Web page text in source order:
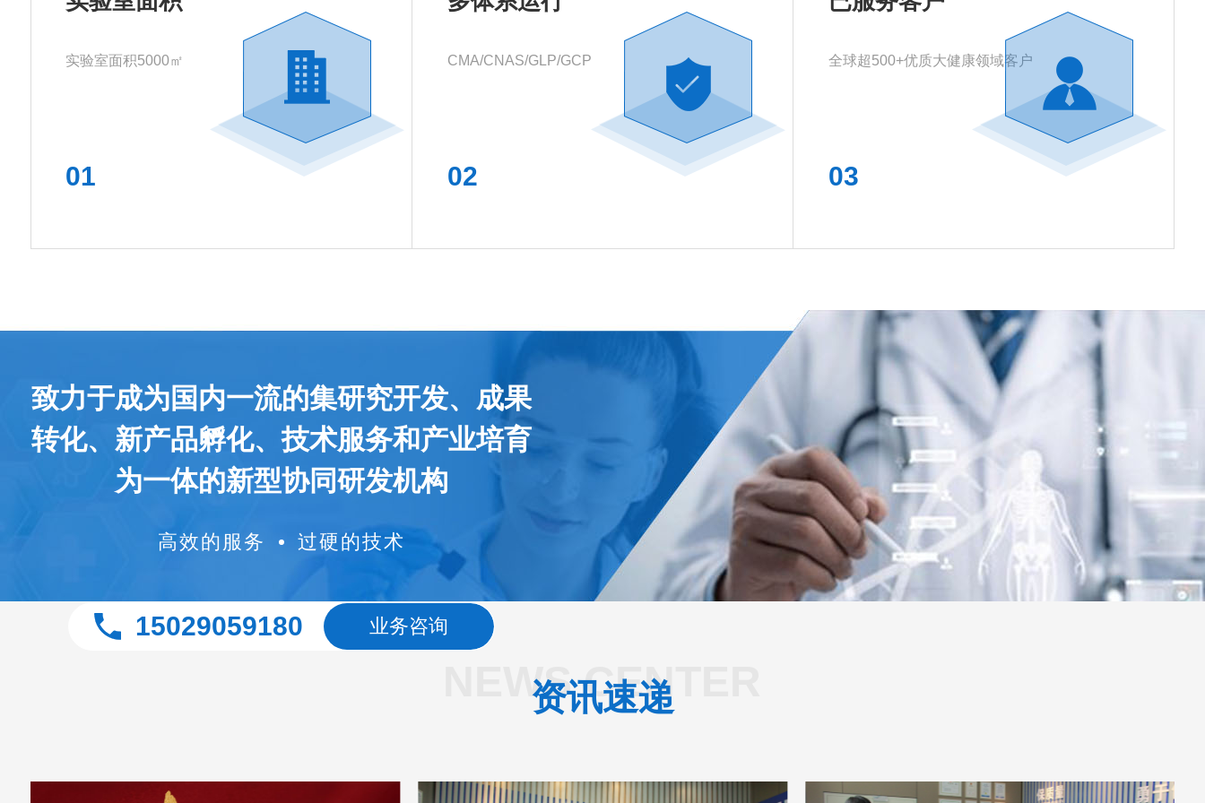
实验室面积5000㎡
01
CMA/CNAS/GLP/GCP
02
全球超500+优质大健康领域客户
03
致力于成为国内一流的集研究开发、成果
转化、新产品孵化、技术服务和产业培育
为一体的新型协同研发机构
高效的服务 过硬的技术
15029059180 业务咨询
NEWS CENTER
资讯速递